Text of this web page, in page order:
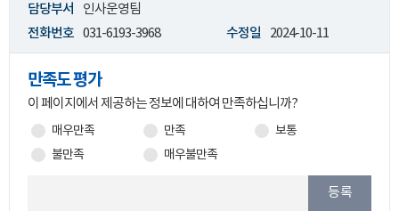
담당부서
인사운영팀
전화번호 031-6193-3968 수정일 2024-10-11
만족도 평가
이 페이지에서 제공하는 정보에 대하여 만족하십니까?
매우만족 만족
보통
불만족
매우불만족
등록